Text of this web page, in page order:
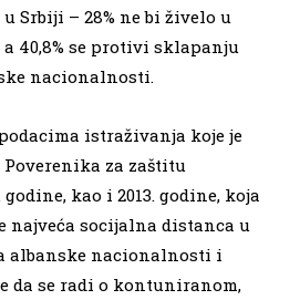
Srbiji – 28% ne bi živelo u
a 40,8% se protivi sklapanju
nacionalnosti.
istraživanja koje je
za zaštitu
kao i 2013. godine, koja
najveća socijalna distanca u
albanske nacionalnosti i
da se radi o kontuniranom,